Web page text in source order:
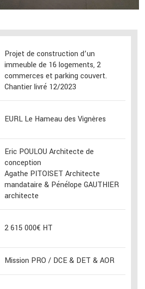
Projet de construction d’un
immeuble de 16 logements, 2
commerces et parking couvert.
Chantier livré 12/2023
EURL Le Hameau des Vignères
Eric POULOU Architecte de
conception
Agathe PITOISET Architecte
mandataire & Pénélope GAUTHIER
architecte
2 615 000€ HT
Mission PRO / DCE & DET & AOR